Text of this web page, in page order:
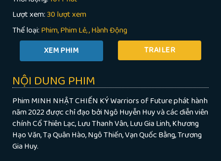
Lượt xem:30 lượt xem
Thể loại: Phim Phim Lẻ ,Hành Động
TRAILER
NỘI DUNG PHIM
PhimMINH NHẬT CHIẾN KÝ Warriors of Future phát hành
năm 2022 được chỉ đạo bởi Ngô Huyễn Huy và các diễn viên
chính Cổ Thiên Lạc, Lưu Thanh Vân, Lưu Gia Linh, Khương
Hạo Văn, Tạ Quân Hào, Ngô Thiến, Vạn Quốc Bằng, Trương
Gia Huy.